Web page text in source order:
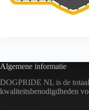
Algemene informatie
DOGPRIDE NL is de
kwaliteitsbenodigdheden